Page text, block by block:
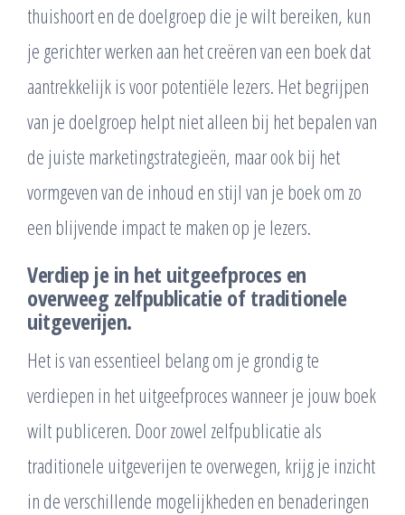
thuishoort en de doelgroep die je wilt bereiken, kun
je gerichter werken aan het creëren van een boek dat
aantrekkelijk is voor potentiële lezers. Het begrijpen
van je doelgroep helpt niet alleen bij het bepalen van
de juiste marketingstrategieën, maar ook bij het
vormgeven van de inhoud en stijl van je boek om zo
een blijvende impact te maken op je lezers.
Verdiep je in het uitgeefproces en
overweeg zelfpublicatie of traditionele
uitgeverijen.
Het is van essentieel belang om je grondig te
verdiepen in het uitgeefproces wanneer je jouw boek
wilt publiceren. Door zowel zelfpublicatie als
traditionele uitgeverijen te overwegen, krijg je inzicht
in de verschillende mogelijkheden en benaderingen